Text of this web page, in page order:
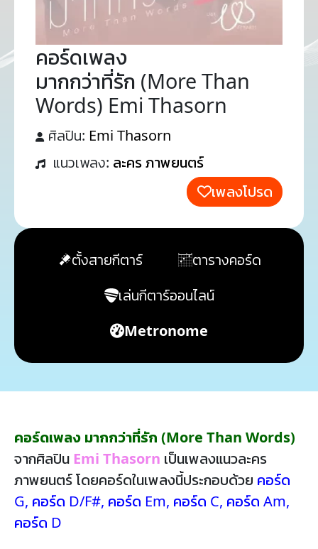
คอร์ดเพลง
มากกว่าที่รัก (More Than
Words) Emi Thasorn
ศิลปิน: Emi Thasorn
แนวเพลง: ละคร ภาพยนตร์
เพลงโปรด
ตั้งสายกีตาร์
ตารางคอร์ด
เล่นกีตาร์ออนไลน์
Metronome
คอร์ดเพลง มากกว่าที่รัก (More Than Words)
จากศิลปิน Emi Thasorn เป็นเพลงแนวละคร
ภาพยนตร์ โดยคอร์ดในเพลงนี้ประกอบด้วย คอร์ด
G, คอร์ด D/F#, คอร์ด Em, คอร์ด C, คอร์ด Am,
คอร์ด D